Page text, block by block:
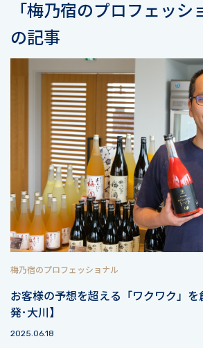
「梅乃宿のプロフェッシ
の記事
梅乃宿のプロフェッショナル
お客様の予想を超える「ワクワク」
発･大川】
2025.06.18